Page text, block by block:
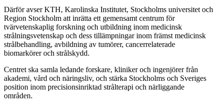
Därför avser KTH, Karolinska Institutet, Stockholms universitet och
Region Stockholm att inrätta ett gemensamt centrum för
tvärvetenskaplig forskning och utbildning inom medicinsk
strålningsvetenskap och dess tillämpningar inom främst medicinsk
strålbehandling, avbildning av tumörer, cancerrelaterade
biomarkörer och strålskydd.
Centret ska samla ledande forskare, kliniker och ingenjörer från
akademi, vård och näringsliv, och stärka Stockholms och Sveriges
position inom precisionsinriktad strålterapi och närliggande
områden.